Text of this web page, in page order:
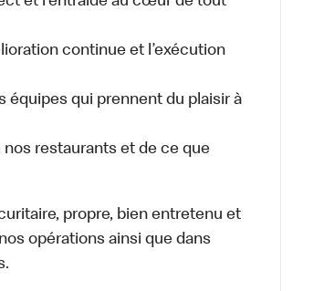
continue et l’exécution
équipes qui prennent du plaisir à
restaurants et de ce que
propre, bien entretenu et
opérations ainsi que dans